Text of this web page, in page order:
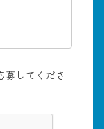
募してくださ